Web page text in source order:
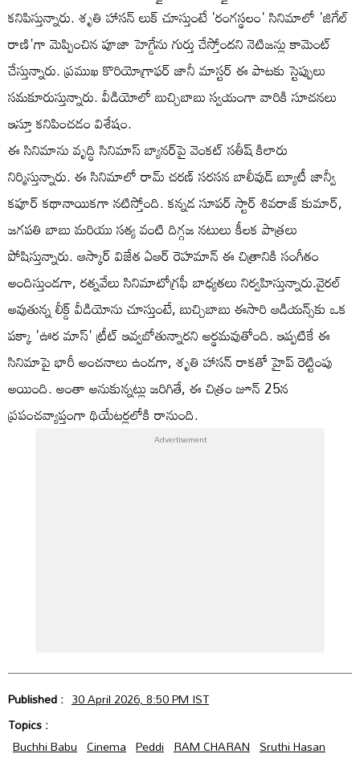
కనిపిస్తున్నారు. శృతి హాసన్ లుక్ చూస్తుంటే 'రంగస్థలం' సినిమాలో 'జిగేల్
రాణి'గా మెప్పించిన పూజా హెగ్డేను గుర్తు చేస్తోందని నెటిజన్లు కామెంట్
చేస్తున్నారు. ప్రముఖ కొరియోగ్రాఫర్ జానీ మాస్టర్ ఈ పాటకు స్టెప్పులు
సమకూరుస్తున్నారు. వీడియోలో బుచ్చిబాబు స్వయంగా వారికి సూచనలు
ఇస్తూ కనిపించడం విశేషం.
ఈ సినిమాను వృద్ధి సినిమాస్ బ్యానర్‌పై వెంకట్ సతీష్ కిలారు
నిర్మిస్తున్నారు. ఈ సినిమాలో రామ్ చరణ్ సరసన బాలీవుడ్ బ్యూటీ జాన్వీ
కపూర్ కథానాయికగా నటిస్తోంది. కన్నడ సూపర్ స్టార్ శివరాజ్ కుమార్,
జగపతి బాబు మరియు సత్య వంటి దిగ్గజ నటులు కీలక పాత్రలు
పోషిస్తున్నారు. ఆస్కార్ విజేత ఏఆర్ రెహమాన్ ఈ చిత్రానికి సంగీతం
అందిస్తుండగా, రత్నవేలు సినిమాటోగ్రఫీ బాధ్యతలు నిర్వహిస్తున్నారు.వైరల్
అవుతున్న లీక్డ్ వీడియోను చూస్తుంటే, బుచ్చిబాబు ఈసారి ఆడియన్స్‌కు ఒక
పక్కా 'ఊర మాస్' ట్రీట్ ఇవ్వబోతున్నారని అర్థమవుతోంది. ఇప్పటికే ఈ
సినిమాపై భారీ అంచనాలు ఉండగా, శృతి హాసన్ రాకతో హైప్ రెట్టింపు
అయింది. అంతా అనుకున్నట్లు జరిగితే, ఈ చిత్రం జూన్ 25న
ప్రపంచవ్యాప్తంగా థియేటర్లలోకి రానుంది.
Published : 30 April 2026, 8:50 PM IST
Topics :
Buchhi Babu Cinema Peddi RAM CHARAN Sruthi Hasan